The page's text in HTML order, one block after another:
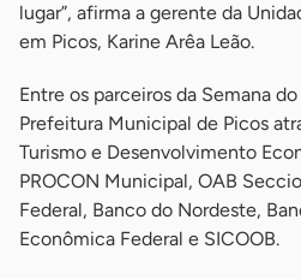
lugar”, afirma a gerente da
em Picos, Karine Arêa Leão.
Entre os parceiros da Semana
Prefeitura Municipal de Picos
Turismo e Desenvolvimento
PROCON Municipal, OAB
Federal, Banco do Nordeste,
Econômica Federal e SICOOB.